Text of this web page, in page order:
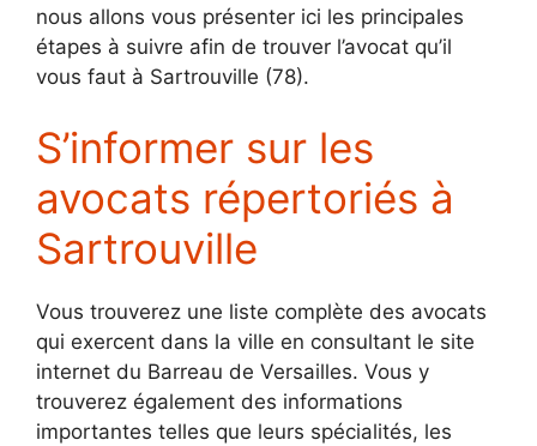
nous allons vous présenter ici les principales
étapes à suivre afin de trouver l’avocat qu’il
vous faut à Sartrouville (78).
S’informer sur les
avocats répertoriés à
Sartrouville
Vous trouverez une liste complète des avocats
qui exercent dans la ville en consultant le site
internet du Barreau de Versailles. Vous y
trouverez également des informations
importantes telles que leurs spécialités, les